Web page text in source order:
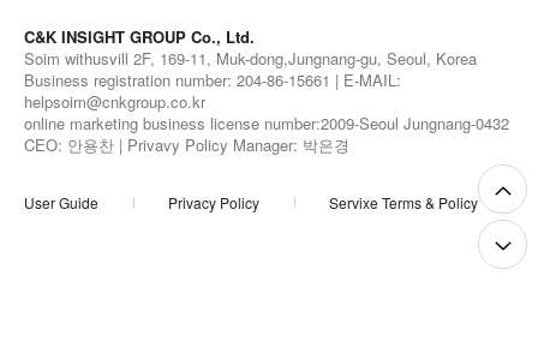
C&K INSIGHT GROUP Co., Ltd.
Soim withusvill 2F, 169-11, Muk-dong,Jungnang-gu, Seoul, Korea
Business registration number: 204-86-15661 | E-MAIL:
helpsoim@cnkgroup.co.kr
online marketing business license number:2009-Seoul Jungnang-0432
CEO: 안용찬 | Privavy Policy Manager: 박은경
User Guide Privacy Policy Servixe Terms & Policy